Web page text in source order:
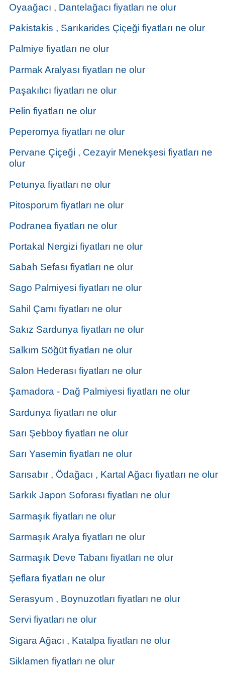
Oyaağacı , Dantelağacı fiyatları ne olur
Pakistakis , Sarıkarides Çiçeği fiyatları ne olur
Palmiye fiyatları ne olur
Parmak Aralyası fiyatları ne olur
Paşakılıcı fiyatları ne olur
Pelin fiyatları ne olur
Peperomya fiyatları ne olur
Pervane Çiçeği , Cezayir Menekşesi fiyatları ne
olur
Petunya fiyatları ne olur
Pitosporum fiyatları ne olur
Podranea fiyatları ne olur
Portakal Nergizi fiyatları ne olur
Sabah Sefası fiyatları ne olur
Sago Palmiyesi fiyatları ne olur
Sahil Çamı fiyatları ne olur
Sakız Sardunya fiyatları ne olur
Salkım Söğüt fiyatları ne olur
Salon Hederası fiyatları ne olur
Şamadora - Dağ Palmiyesi fiyatları ne olur
Sardunya fiyatları ne olur
Sarı Şebboy fiyatları ne olur
Sarı Yasemin fiyatları ne olur
Sarısabır , Ödağacı , Kartal Ağacı fiyatları ne olur
Sarkık Japon Soforası fiyatları ne olur
Sarmaşık fiyatları ne olur
Sarmaşık Aralya fiyatları ne olur
Sarmaşık Deve Tabanı fiyatları ne olur
Şeflara fiyatları ne olur
Serasyum , Boynuzotları fiyatları ne olur
Servi fiyatları ne olur
Sigara Ağacı , Katalpa fiyatları ne olur
Siklamen fiyatları ne olur